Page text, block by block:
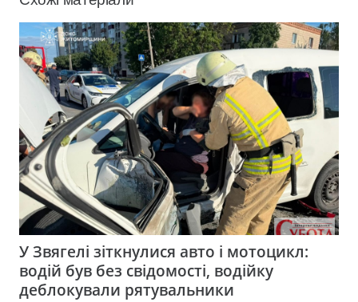
У Звягелі зіткнулися авто і мотоцикл:
водій був без свідомості, водійку
деблокували рятувальники